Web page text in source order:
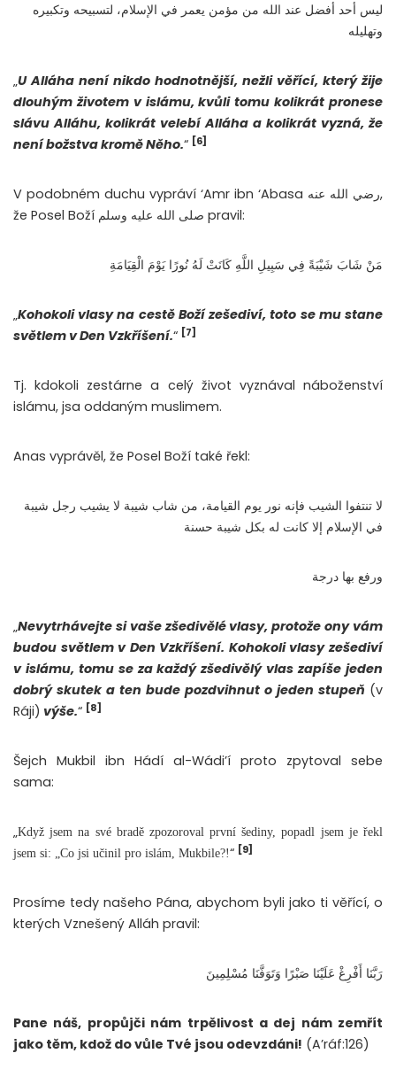
ليس أحد أفضل عند الله من مؤمن يعمر في الإسلام، لتسبيحه وتكبيره
وتهليله
„U Alláha není nikdo hodnotnější, nežli věřící, který žije
dlouhým životem v islámu, kvůli tomu kolikrát pronese
slávu Alláhu, kolikrát velebí Alláha a kolikrát vyzná, že
není božstva kromě Něho.“ [6]
V podobném duchu vypráví ‘Amr ibn ‘Abasa رضي الله عنه,
že Posel Boží صلى الله عليه وسلم pravil:
مَنْ شَابَ شَيْبَةً فِي سَبِيلِ اللَّهِ كَانَتْ لَهُ نُورًا يَوْمَ الْقِيَامَةِ
„Kohokoli vlasy na cestě Boží zešediví, toto se mu stane
světlem v Den Vzkříšení.“ [7]
Tj. kdokoli zestárne a celý život vyznával náboženství
islámu, jsa oddaným muslimem.
Anas vyprávěl, že Posel Boží také řekl:
لا تنتفوا الشيب فإنه نور يوم القيامة، من شاب شيبة لا يشيب رجل شيبة
في الإسلام إلا كانت له بكل شيبة حسنة
ورفع بها درجة
„Nevytrhávejte si vaše zšedivělé vlasy, protože ony vám
budou světlem v Den Vzkříšení. Kohokoli vlasy zešediví
v islámu, tomu se za každý zšedivělý vlas zapíše jeden
dobrý skutek a ten bude pozdvihnut o jeden stupeň (v
Ráji) výše.“ [8]
Šejch Mukbil ibn Hádí al-Wádi’í proto zpytoval sebe
sama:
„Když jsem na své bradě zpozoroval první šediny, popadl jsem je řekl
jsem si: „Co jsi učinil pro islám, Mukbile?!“ [9]
Prosíme tedy našeho Pána, abychom byli jako ti věřící, o
kterých Vznešený Alláh pravil:
رَبَّنَا أَفْرِغْ عَلَيْنَا صَبْرًا وَتَوَفَّنَا مُسْلِمِينَ
Pane náš, propůjči nám trpělivost a dej nám zemřít
jako těm, kdož do vůle Tvé jsou odevzdáni! (A’ráf:126)